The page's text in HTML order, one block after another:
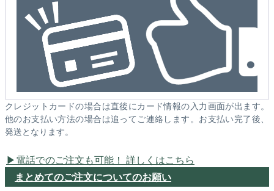
クレジットカードの場合は直後にカード情報の入力画面が出ます。
他のお支払い方法の場合は追ってご連絡します。お支払い完了後、
発送となります。
電話でのご注文も可能！ 詳しくはこちら
まとめてのご注文についてのお願い